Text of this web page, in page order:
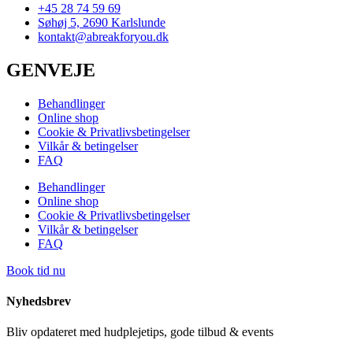
+45 28 74 59 69
Søhøj 5, 2690 Karlslunde
kontakt@abreakforyou.dk
GENVEJE
Behandlinger
Online shop
Cookie & Privatlivsbetingelser
Vilkår & betingelser
FAQ
Behandlinger
Online shop
Cookie & Privatlivsbetingelser
Vilkår & betingelser
FAQ
Book tid nu
Nyhedsbrev
Bliv opdateret med hudplejetips, gode tilbud & events